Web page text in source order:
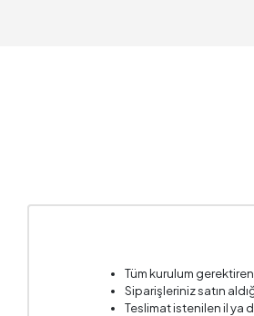
Tüm kurulum
Siparişleriniz satın
Teslimat istenilen il ya